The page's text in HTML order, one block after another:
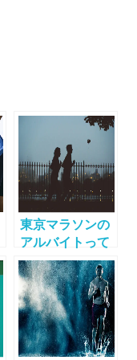
東京マラソンの
アルバイトって
いくらもらえる
の？気になる時
給・内容・勤務
時間は？